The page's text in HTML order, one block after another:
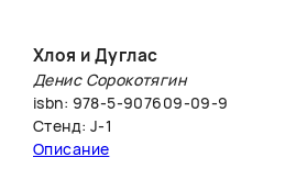
Хлоя и Дуглас
Денис Сорокотягин
isbn: 978-5-907609-09-9
Стенд: J-1
Описание